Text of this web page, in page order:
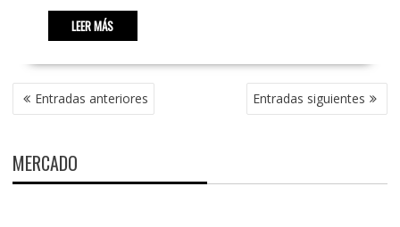
LEER MÁS
NAVEGACIÓN
DE Entradas anteriores Entradas siguientes
MERCADO